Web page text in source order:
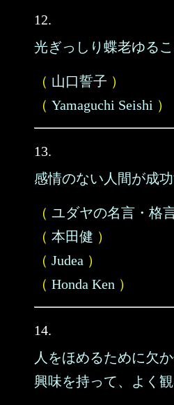
12.
光ぎっしり蝶老ゆる
（ 山口誓子 ）
（ Yamaguchi Seishi ）
13.
感情のない人間が成
（ ユダヤの名言・格
（ 本田健 ）
（ Judea ）
（ Honda Ken ）
14.
人をほめるために欠
興味を持って、よく